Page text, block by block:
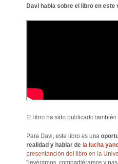
Davi habla sobre el libro en este
El libro ha sido publicado también
Para Davi, este libro es una
realidad y hablar de la lucha
presentanción del libro en la
"leyéramos, compartiéramos y